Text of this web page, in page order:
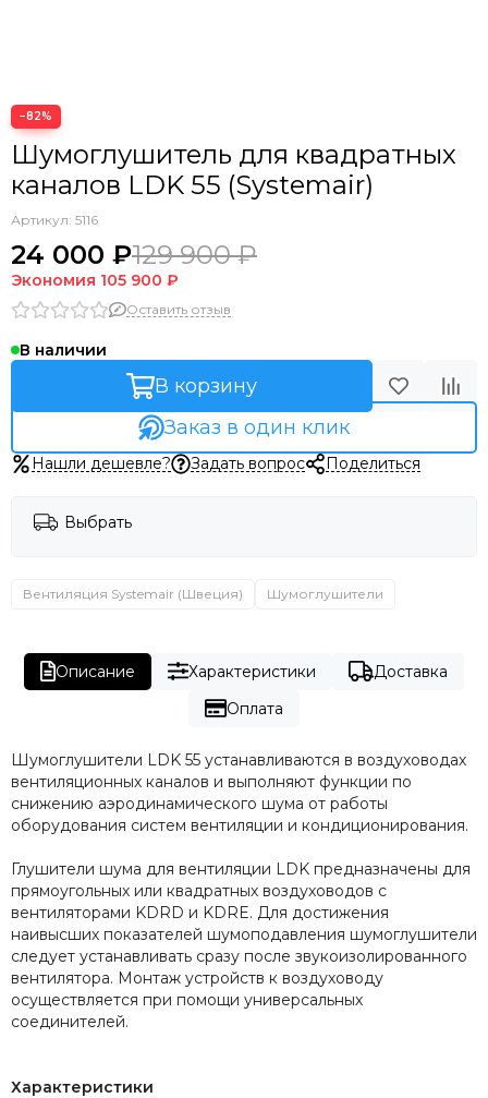
−82%
Шумоглушитель для квадратных
каналов LDK 55 (Systemair)
Артикул: 5116
24 000 ₽129 900 ₽
Экономия 105 900 ₽
Оставить отзыв
В наличии
В корзину
Заказ в один клик
Нашли дешевле? Задать вопрос Поделиться
Выбрать
Вентиляция Systemair (Швеция) Шумоглушители
Описание Характеристики
Доставка
Оплата
Шумоглушители LDK 55 устанавливаются в воздуховодах
вентиляционных каналов и выполняют функции по
снижению аэродинамического шума от работы
оборудования систем вентиляции и кондиционирования.
Глушители шума для вентиляции LDK предназначены для
прямоугольных или квадратных воздуховодов с
вентиляторами KDRD и KDRE. Для достижения
наивысших показателей шумоподавления шумоглушители
следует устанавливать сразу после звукоизолированного
вентилятора. Монтаж устройств к воздуховоду
осуществляется при помощи универсальных
соединителей.
Характеристики